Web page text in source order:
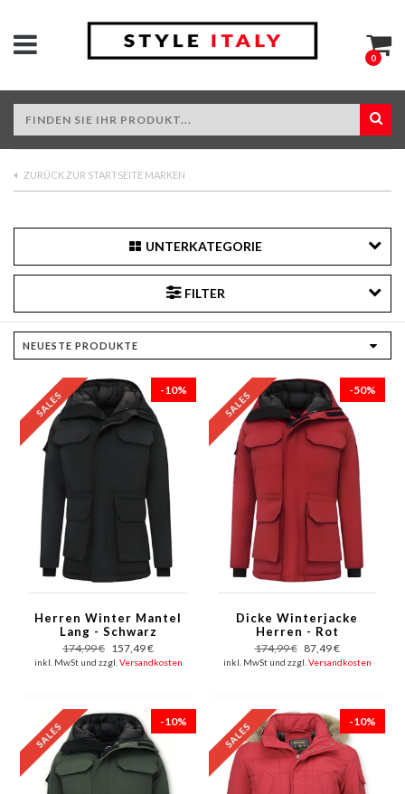
0
ZURÜCK ZUR STARTSEITE MARKEN
UNTERKATEGORIE
FILTER
-10%
Herren Winter Mantel
Lang - Schwarz
174,99 € 157,49 €
inkl. MwSt und zzgl. Versandkosten
-50%
Dicke Winterjacke
Herren - Rot
174,99 € 87,49 €
inkl. MwSt und zzgl. Versandkosten
-10% -10%